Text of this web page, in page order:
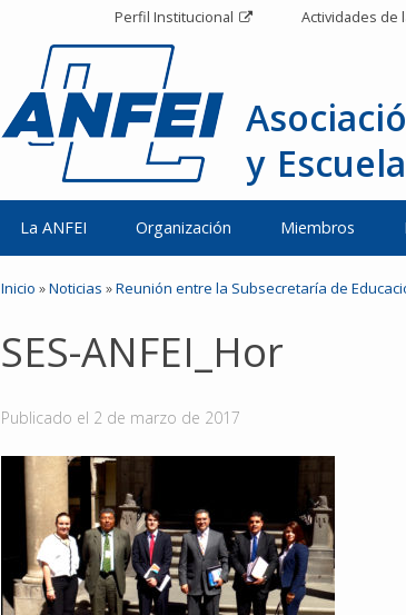
Perfil Institucional Actividades de
y
La ANFEI Organización Miembros
Inicio »Noticias »Reunión entre la Subsecretaría de
SES-ANFEI_Hor
Publicado el 2 de marzo de 2017